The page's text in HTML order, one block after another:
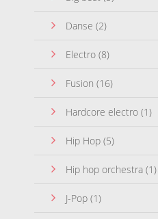
Danse (2)
Electro (8)
Fusion (16)
Hardcore electro (1)
Hip Hop (5)
Hip hop orchestra (1)
J-Pop (1)